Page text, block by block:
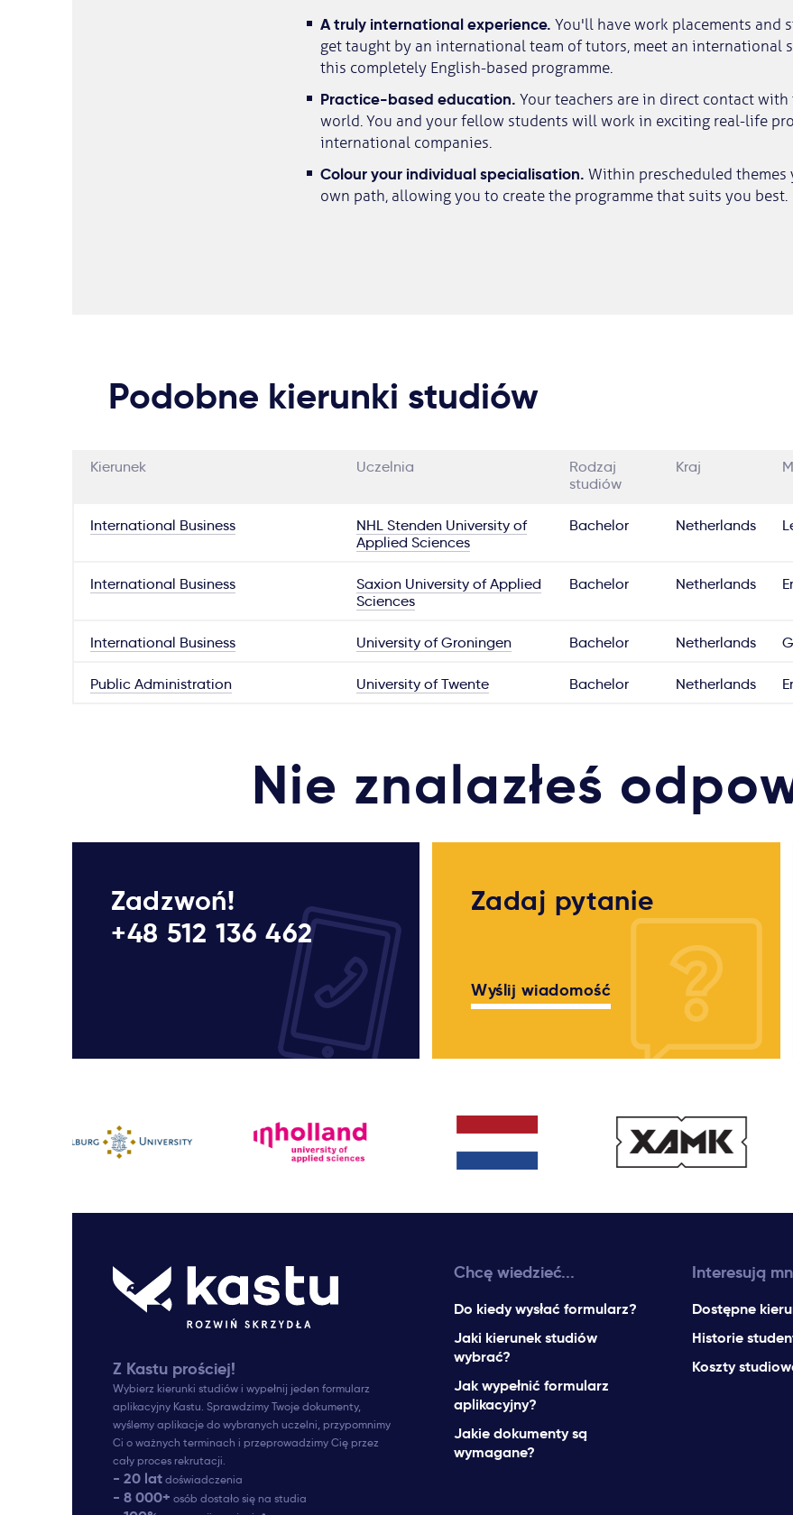
A truly international experience. You'll have work placements and
get taught by an international team of tutors, meet an international
this completely English-based programme.
Practice-based education. Your teachers are in direct contact
world. You and your fellow students will work in exciting real-life
international companies.
Colour your individual specialisation. Within prescheduled themes
own path, allowing you to create the programme that suits you best.
Podobne kierunki studiów
Kierunek Uczelnia
Rodzaj
studiów
Kraj
International Business
NHL Stenden University of
Applied Sciences
Bachelor Netherlands
International Business
Saxion University of Applied
Sciences
Bachelor Netherlands
International Business University of Groningen Bachelor Netherlands
Public Administration University of Twente Bachelor Netherlands
Nie znalazłeś
Zadzwoń!
+48 512 136 462
Zadaj pytanie
Wyślij wiadomość
Z Kastu prościej!
Wybierz kierunki studiów i wypełnij jeden formularz
aplikacyjny Kastu. Sprawdzimy Twoje dokumenty,
wyślemy aplikacje do wybranych uczelni, przypomnimy
Ci o ważnych terminach i przeprowadzimy Cię przez
cały proces rekrutacji.
- 20 lat doświadczenia
- 8 000+ osób dostało się na studia
Chcę wiedzieć...
Do kiedy wysłać formularz?
Jaki kierunek studiów
wybrać?
Jak wypełnić formularz
aplikacyjny?
Jakie dokumenty są
wymagane?
Interesują
Dostępne
Historie
Koszty